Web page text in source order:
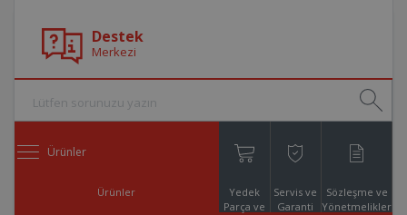
Destek
Merkezi
Ürünler
Ürünler
Yedek
Parça ve
Servis ve
Garanti
Sözleşme ve
Yönetmelikler